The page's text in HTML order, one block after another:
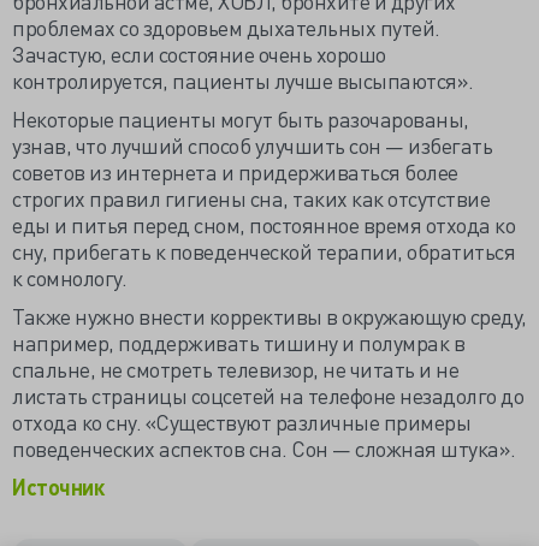
проблемах со здоровьем дыхательных путей.
Зачастую, если состояние очень хорошо
контролируется, пациенты лучше высыпаются».
Некоторые пациенты могут быть разочарованы,
узнав, что лучший способ улучшить сон — избегать
советов из интернета и придерживаться более
строгих правил гигиены сна, таких как отсутствие
еды и питья перед сном, постоянное время отхода ко
сну, прибегать к поведенческой терапии, обратиться
к сомнологу.
Также нужно внести коррективы в окружающую среду,
например, поддерживать тишину и полумрак в
спальне, не смотреть телевизор, не читать и не
листать страницы соцсетей на телефоне незадолго до
отхода ко сну. «Существуют различные примеры
поведенческих аспектов сна. Сон — сложная штука».
Источник